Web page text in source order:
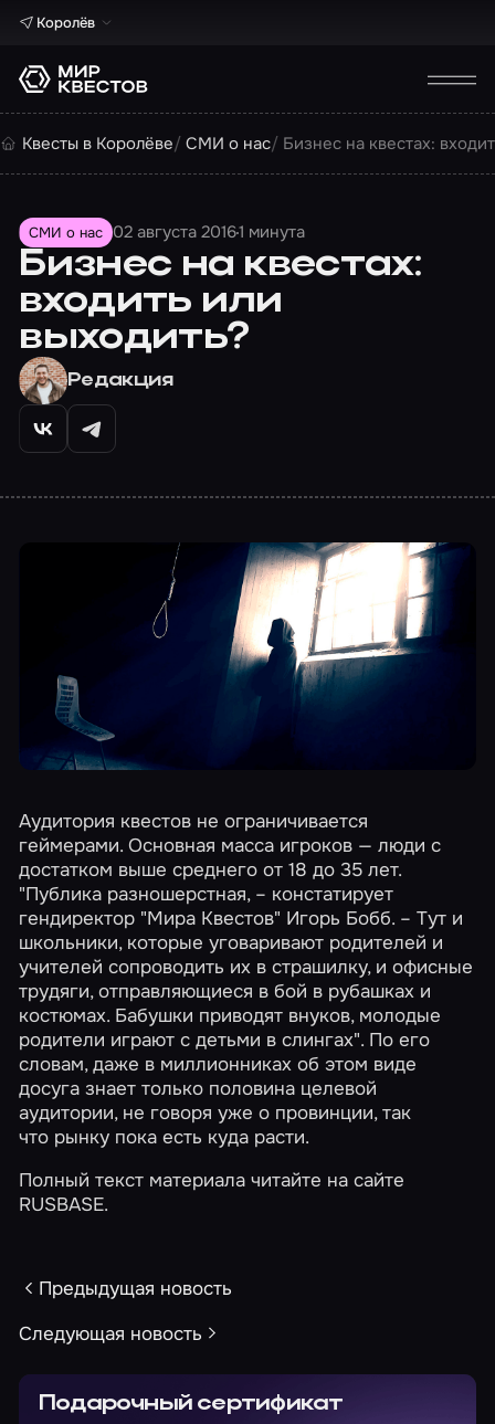
Королёв
Квесты в Королёве СМИ о нас Бизнес на квестах:
СМИ о нас 02 августа 20161 минута
Бизнес на квестах:
входить или
выходить?
Редакция
Аудитория квестов не ограничивается
геймерами. Основная масса игроков — люди с
достатком выше среднего от 18 до 35 лет.
"Публика разношерстная, – констатирует
гендиректор "Мира Квестов" Игорь Бобб. – Тут и
школьники, которые уговаривают родителей и
учителей сопроводить их в страшилку, и офисные
трудяги, отправляющиеся в бой в рубашках и
костюмах. Бабушки приводят внуков, молодые
родители играют с детьми в слингах". По его
словам, даже в миллионниках об этом виде
досуга знает только половина целевой
аудитории, не говоря уже о провинции, так
что рынку пока есть куда расти.
Полный текст материала читайте на сайте
RUSBASE.
Предыдущая новость
Следующая новость
Подарочный сертификат